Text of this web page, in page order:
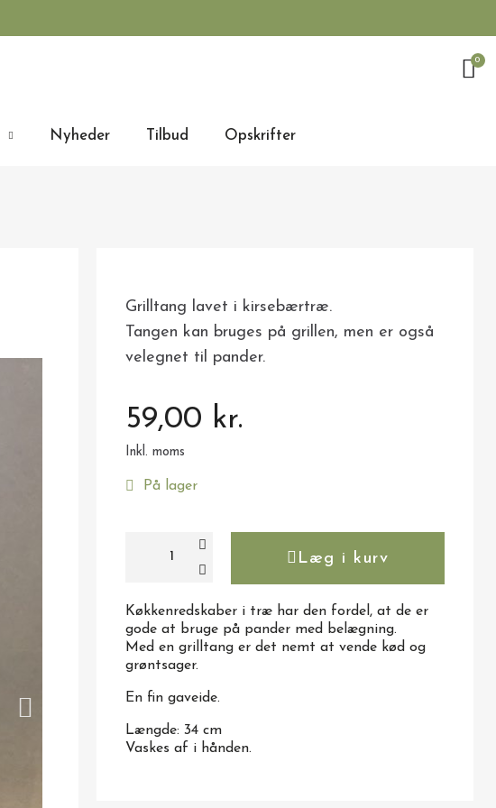
Nyheder Tilbud Opskrifter
Grilltang lavet i kirsebærtræ.
Tangen kan bruges på grillen, men er også
velegnet til pander.
59,00 kr.
Inkl. moms
På lager
Læg i kurv
Køkkenredskaber i træ har den fordel, at de er
gode at bruge på pander med belægning.
Med en grilltang er det nemt at vende kød og
grøntsager.
En fin gaveide.
Længde: 34 cm
Vaskes af i hånden.